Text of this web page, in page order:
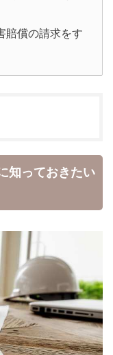
償の請求をす
知っておきたい